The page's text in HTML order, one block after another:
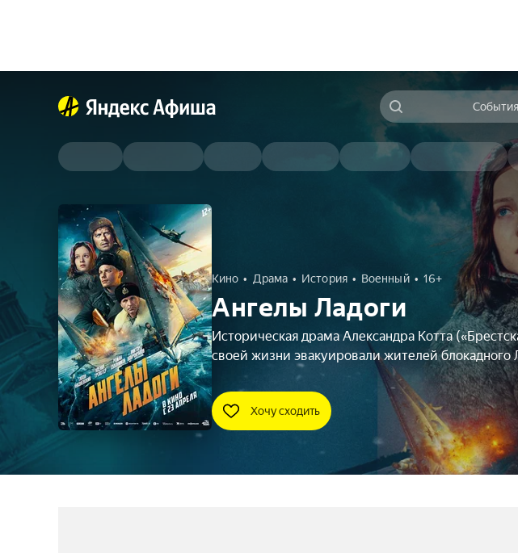
Кино Драма История Военный 16+
Ангелы Ладоги
Историческая драма Александра Котта
своей жизни эвакуировали жителей блокадного
Хочу сходить